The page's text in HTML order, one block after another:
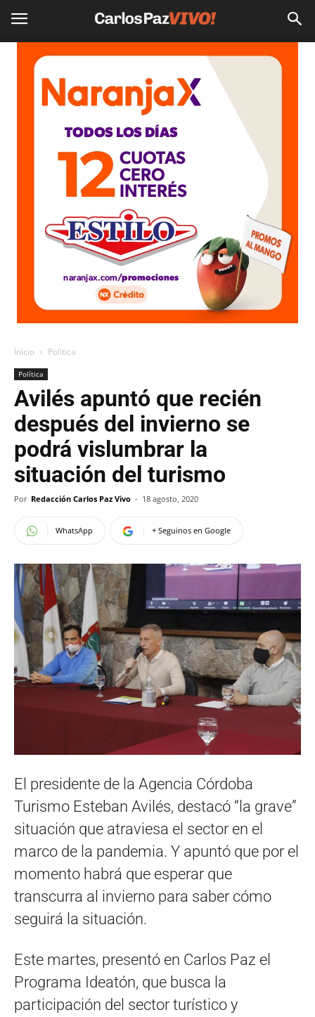
Inicio Política
Política
Avilés apuntó que recién
después del invierno se
podrá vislumbrar la
situación del turismo
Por Redacción Carlos Paz Vivo - 18 agosto, 2020
WhatsApp + Seguinos en Google
El presidente de la Agencia Córdoba
Turismo Esteban Avilés, destacó “la grave”
situación que atraviesa el sector en el
marco de la pandemia. Y apuntó que por el
momento habrá que esperar que
transcurra al invierno para saber cómo
seguirá la situación.
Este martes, presentó en Carlos Paz el
Programa Ideatón, que busca la
participación del sector turístico y